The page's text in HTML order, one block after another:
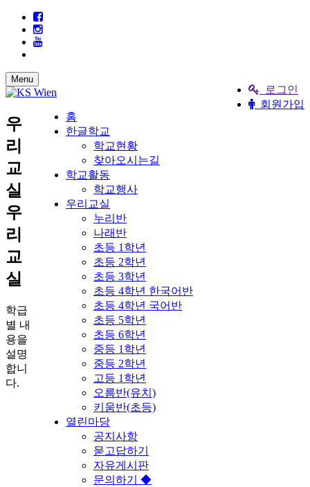
로그인
회원가입
Menu
홈
한글학교
학교현황
찾아오시는길
학교활동
학교행사
우리교실
누리반
나래반
초등 1학년
초등 2학년
초등 3학년
초등 4학년 한국어반
초등 4학년 국어반
초등 5학년
초등 6학년
중등 1학년
중등 2학년
고등 1학년
오름반(유치)
키움반(초등)
열린마당
공지사항
묻고답하기
자유게시판
문의하기 ◆
우
리
교
실
우
리
교
실
학급
별 내
용을
설명
합니
다.